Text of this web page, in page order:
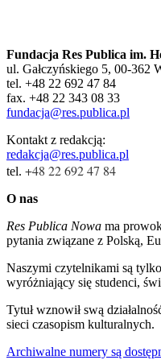
Fundacja Res Publica im.
ul. Gałczyńskiego 5, 00-362
tel. +48 22 692 47 84
fax. +48 22 343 08 33
fundacja@res.publica.pl
Kontakt z redakcją:
redakcja@res.publica.pl
tel. +48 22 692 47 84
O nas
Res Publica Nowa ma
pytania związane z Polską,
Naszymi czytelnikami są
wyróżniający się studenci,
Tytuł wznowił swą
sieci czasopism kulturalnych.
Archiwalne numery są